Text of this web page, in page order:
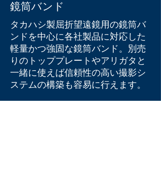
鏡筒バンド
タカハシ製屈折望遠鏡用の鏡筒バ
ンドを中心に各社製品に対応した
軽量かつ強固な鏡筒バンド。別売
りのトッププレートやアリガタと
一緒に使えば信頼性の高い撮影シ
ステムの構築も容易に行えます。